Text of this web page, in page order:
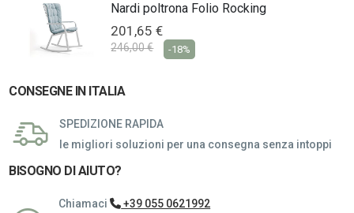
Nardi poltrona Folio Rocking
201,65 €
246,00 € -18%
CONSEGNE IN ITALIA
SPEDIZIONE RAPIDA
le migliori soluzioni per una consegna senza intoppi
BISOGNO DI AIUTO?
Chiamaci
+39 055 0621992